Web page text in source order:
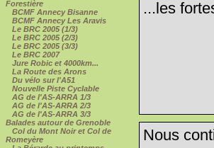
Forestière
BCMF Annecy Bisanne
BCMF Annecy Les Aravis
Le BRC 2005 (1/3)
Le BRC 2005 (2/3)
Le BRC 2005 (3/3)
Le BRC 2007
Jure Robic et 4000km...
La Route des Arons
Du vélo sur l'A51
Nouvelle Piste Cyclable
AG de l'AS-ARRA 1/3
AG de l'AS-ARRA 2/3
AG de l'AS-ARRA 3/3
Balades autour de Grenoble
Col du Mont Noir et Col de
Romeyère
...les
Nous